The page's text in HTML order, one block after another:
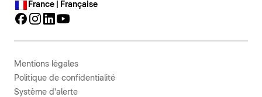
France | Française
Mentions légales
Politique de confidentialité
Système d'alerte